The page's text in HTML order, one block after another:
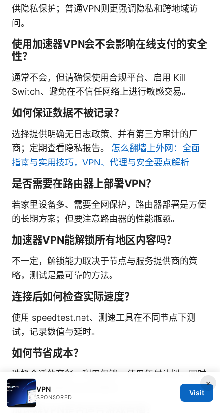
供隐私保护；普通VPN则更强调隐私和跨地域访
问。
使用加速器VPN会不会影响在线支付的安全
性？
通常不会，但请确保使用合规平台、启用 Kill
Switch、避免在不信任网络上进行敏感交易。
如何保证数据不被记录？
选择提供明确无日志政策、并有第三方审计的厂
商；定期查看隐私报告。 怎么翻墙上外网：全面
指南与实用技巧，VPN、代理与安全要点解析
是否需要在路由器上部署VPN？
若家里设备多、需要全网保护，路由器部署是方便
的长期方案；但要注意路由器的性能瓶颈。
加速器VPN能解锁所有地区内容吗？
不一定，解锁能力取决于节点与服务提供商的策
略，测试是最可靠的方法。
连接后如何检查实际速度？
使用 speedtest.net、测速工具在不同节点下测
试，记录数值与延时。
如何节省成本？
选择合适的套餐、利用促销、使用年付计划，同时
确保节点性能符合你的需求。
加速器VPN是否适合游戏直播？
×
VPN
SPONSORED
Visit